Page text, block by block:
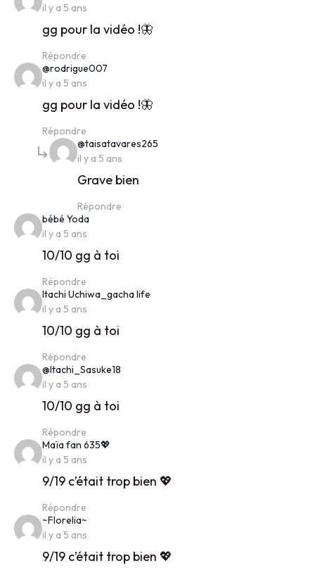
il y a 5 ans
gg pour la vidéo !🦋
Répondre
@rodrigue007
il y a 5 ans
gg pour la vidéo !🦋
Répondre
@taisatavares265
il y a 5 ans
Grave bien
Répondre
bébé Yodasays:
il y a 5 ans
10/10 gg à toi
Répondre
Itachi Uchiwa_gacha life
il y a 5 ans
10/10 gg à toi
Répondre
@Itachi_Sasuke18
il y a 5 ans
10/10 gg à toi
Répondre
Maïa fan 635💖
il y a 5 ans
9/19 c’était trop bien 💖
Répondre
~Florelia~
il y a 5 ans
9/19 c’était trop bien 💖